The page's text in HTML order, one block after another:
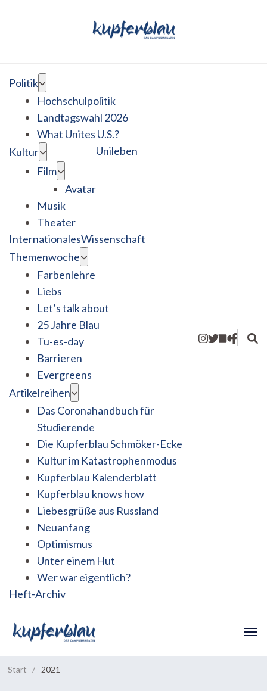
Politik
Hochschulpolitik
Landtagswahl 2026
What Unites U.S.?
Kultur
Film
Avatar
Musik
Theater
Unileben
InternationalesWissenschaft
Themenwoche
Farbenlehre
Liebs
Let’s talk about
25 Jahre Blau
Tu-es-day
Barrieren
Evergreens
Artikelreihen
Das Coronahandbuch für
Studierende
Die Kupferblau Schmöker-Ecke
Kultur im Katastrophenmodus
Kupferblau Kalenderblatt
Kupferblau knows how
Liebesgrüße aus Russland
Neuanfang
Optimismus
Unter einem Hut
Wer war eigentlich?
Heft-Archiv
Start / 2021